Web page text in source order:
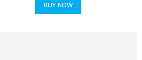
BUY NOW